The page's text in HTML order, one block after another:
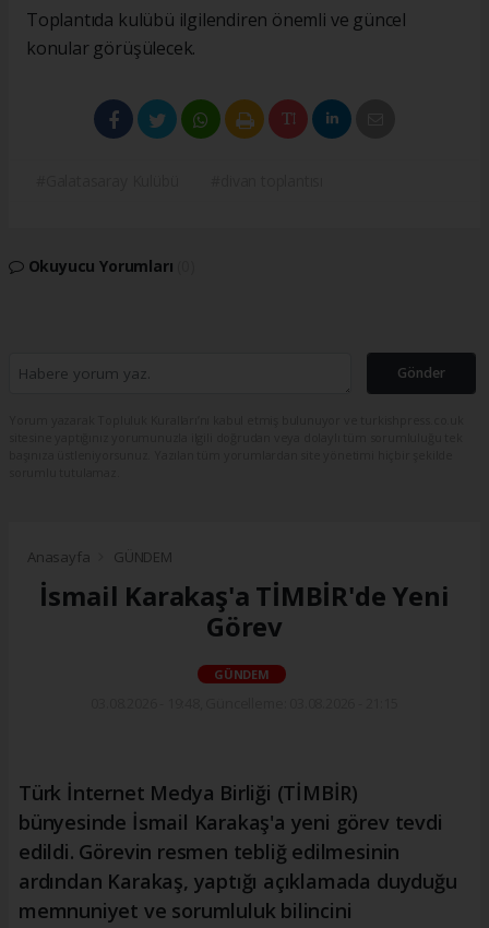
Toplantıda kulübü ilgilendiren önemli ve güncel
konular görüşülecek.
Okuyucu Yorumları
Gönder
Anasayfa GÜNDEM
İsmail Karakaş'a TİMBİR'de Yeni
Görev
GÜNDEM
Türk İnternet Medya Birliği (TİMBİR)
bünyesinde İsmail Karakaş'a yeni görev tevdi
edildi. Görevin resmen tebliğ edilmesinin
ardından Karakaş, yaptığı açıklamada duyduğu
memnuniyet ve sorumluluk bilincini